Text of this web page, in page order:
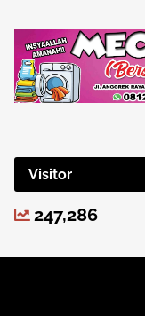
Visitor
247,286